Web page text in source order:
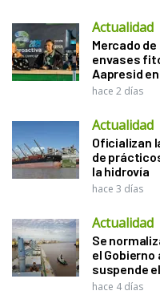
Actualidad
Mercado
envases
Aapresid
hace 2 días
Actualidad
Oficializan
de
la hidrovía
hace 3 días
Actualidad
Se
el
suspende
hace 4 días